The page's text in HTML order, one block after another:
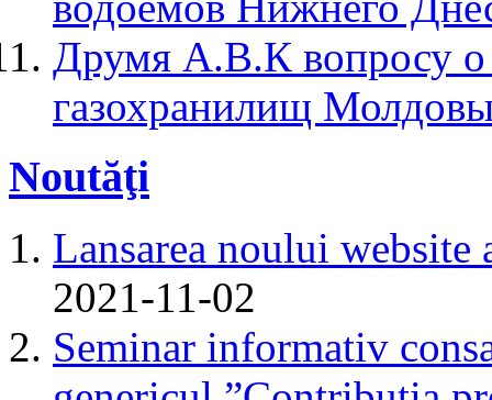
Друмя А.В.К вопросу о
газохранилищ
Noutăţi
Lansarea noului website
2021-11-02
Seminar informativ